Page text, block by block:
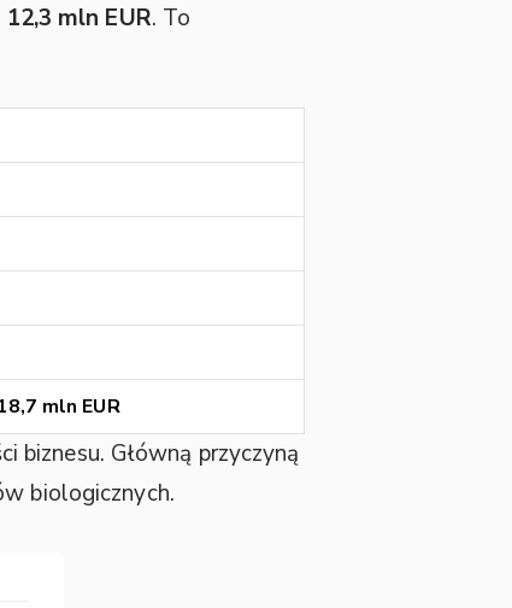
mln EUR. To
mln EUR
biznesu. Główną przyczyną
biologicznych.